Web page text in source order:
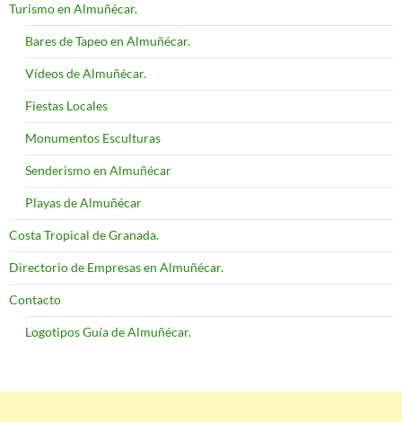
Turismo en Almuñécar.
Bares de Tapeo en Almuñécar.
Vídeos de Almuñécar.
Fiestas Locales
Monumentos Esculturas
Senderismo en Almuñécar
Playas de Almuñécar
Costa Tropical de Granada.
Directorio de Empresas en Almuñécar.
Contacto
Logotipos Guía de Almuñécar.